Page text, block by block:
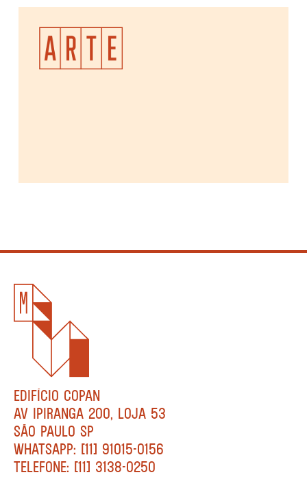
EDIFÍCIO COPAN
AV IPIRANGA 200, LOJA 53
SÃO PAULO SP
WHATSAPP: [11] 91015-0156
TELEFONE: [11] 3138-0250